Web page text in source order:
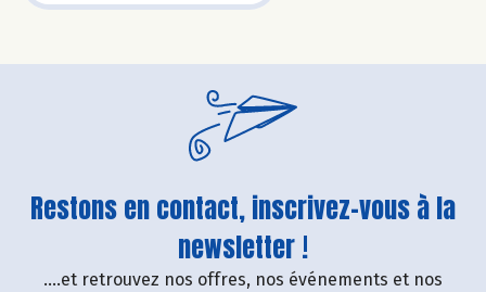
Restons en contact, inscrivez-vous à la
newsletter !
....et retrouvez nos offres, nos événements et nos